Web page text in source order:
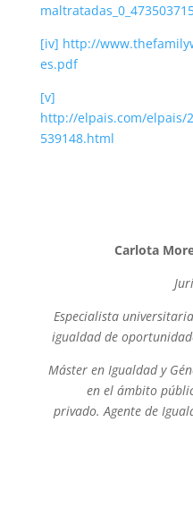
[iv] http://
es.pdf
[v]
http://elpais.com/elpais/
539148.html
Carlota
Especialista
igualdad de
Máster en Igualdad y
en el ámbito
privado. Agente de